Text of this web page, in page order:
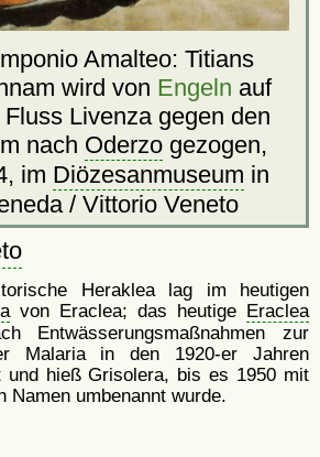
Amalteo: Titians
wird von Engeln auf
Fluss Livenza gegen den
nach Oderzo gezogen,
im Diözesanmuseum in
/ Vittorio Veneto
Heraklea lag im heutigen
von Eraclea; das heutige Eraclea
Entwässerungsmaßnahmen zur
Malaria in den 1920-er Jahren
und hieß Grisolera, bis es 1950 mit
Namen umbenannt wurde.